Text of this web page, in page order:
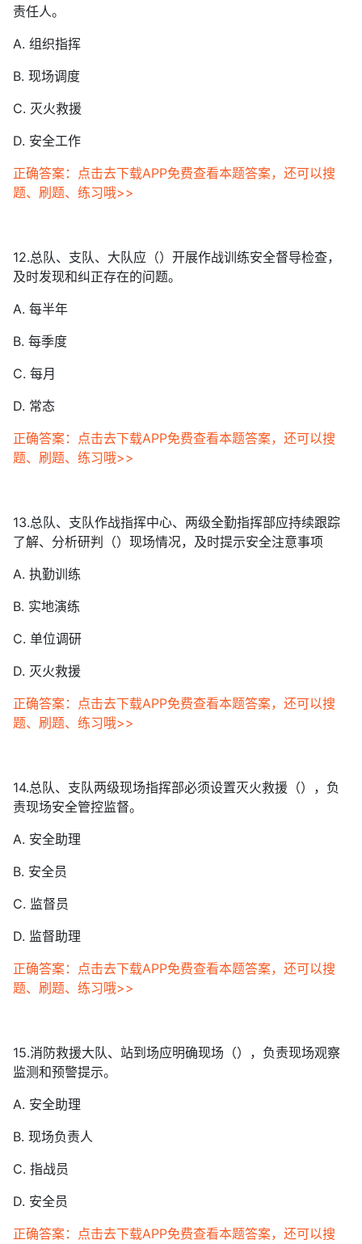
责任人。
A. 组织指挥
B. 现场调度
C. 灭火救援
D. 安全工作
正确答案：点击去下载APP免费查看本题答案，还可以搜
题、刷题、练习哦>>
12.总队、支队、大队应（）开展作战训练安全督导检查，
及时发现和纠正存在的问题。
A. 每半年
B. 每季度
C. 每月
D. 常态
正确答案：点击去下载APP免费查看本题答案，还可以搜
题、刷题、练习哦>>
13.总队、支队作战指挥中心、两级全勤指挥部应持续跟踪
了解、分析研判（）现场情况，及时提示安全注意事项
A. 执勤训练
B. 实地演练
C. 单位调研
D. 灭火救援
正确答案：点击去下载APP免费查看本题答案，还可以搜
题、刷题、练习哦>>
14.总队、支队两级现场指挥部必须设置灭火救援（），负
责现场安全管控监督。
A. 安全助理
B. 安全员
C. 监督员
D. 监督助理
正确答案：点击去下载APP免费查看本题答案，还可以搜
题、刷题、练习哦>>
15.消防救援大队、站到场应明确现场（），负责现场观察
监测和预警提示。
A. 安全助理
B. 现场负责人
C. 指战员
D. 安全员
正确答案：点击去下载APP免费查看本题答案，还可以搜